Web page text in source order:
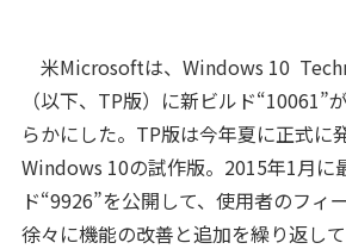
米Microsoftは、Windows 10
（以下、TP版）に新ビルド“10061”
らかにした。TP版は今年夏に正式に
Windows 10の試作版。2015年1月に
ド“9926”を公開して、使用者のフィ
徐々に機能の改善と追加を繰り返して